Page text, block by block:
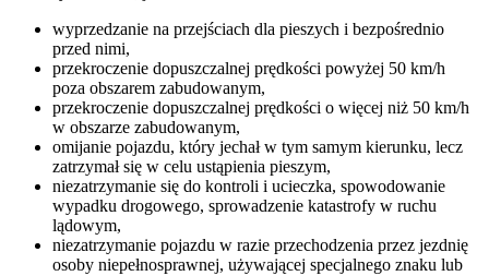
wyprzedzanie na przejściach dla pieszych i bezpośrednio
przed nimi,
przekroczenie dopuszczalnej prędkości powyżej 50 km/h
poza obszarem zabudowanym,
przekroczenie dopuszczalnej prędkości o więcej niż 50 km/h
w obszarze zabudowanym,
omijanie pojazdu, który jechał w tym samym kierunku, lecz
zatrzymał się w celu ustąpienia pieszym,
niezatrzymanie się do kontroli i ucieczka, spowodowanie
wypadku drogowego, sprowadzenie katastrofy w ruchu
lądowym,
niezatrzymanie pojazdu w razie przechodzenia przez jezdnię
osoby niepełnosprawnej, używającej specjalnego znaku lub